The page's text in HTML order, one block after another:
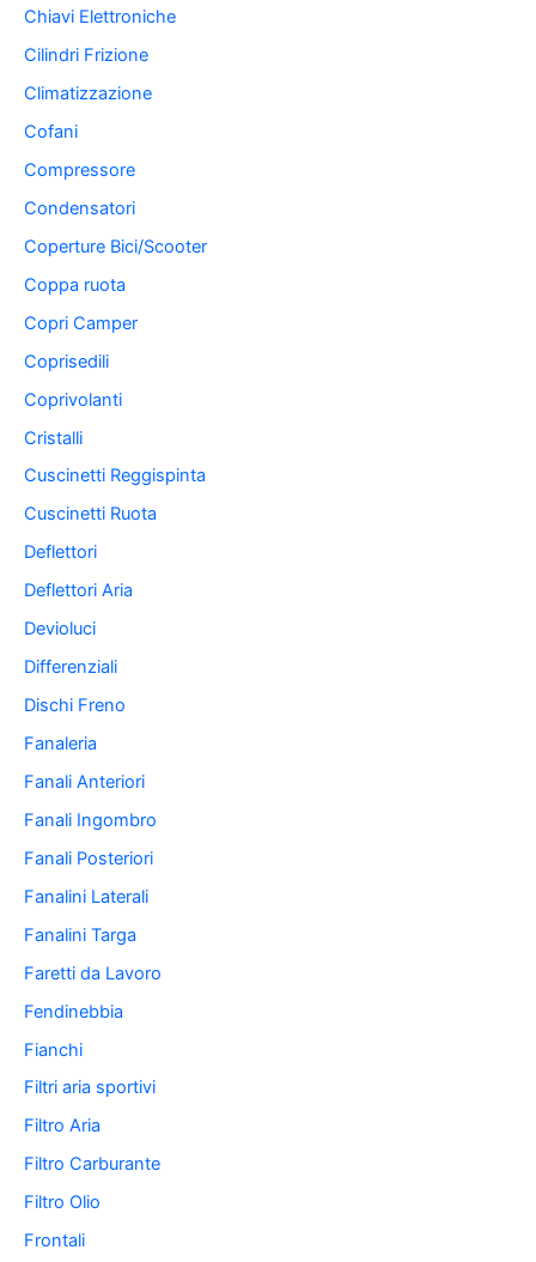
Chiavi Elettroniche
Cilindri Frizione
Climatizzazione
Cofani
Compressore
Condensatori
Coperture Bici/Scooter
Coppa ruota
Copri Camper
Coprisedili
Coprivolanti
Cristalli
Cuscinetti Reggispinta
Cuscinetti Ruota
Deflettori
Deflettori Aria
Devioluci
Differenziali
Dischi Freno
Fanaleria
Fanali Anteriori
Fanali Ingombro
Fanali Posteriori
Fanalini Laterali
Fanalini Targa
Faretti da Lavoro
Fendinebbia
Fianchi
Filtri aria sportivi
Filtro Aria
Filtro Carburante
Filtro Olio
Frontali